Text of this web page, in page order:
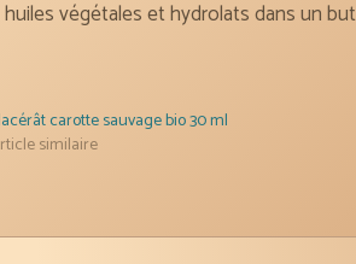
végétales et hydrolats dans un but
carotte sauvage bio 30 ml
similaire